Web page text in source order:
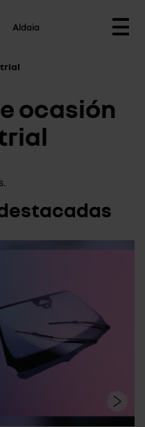
Aldaia
ocasión